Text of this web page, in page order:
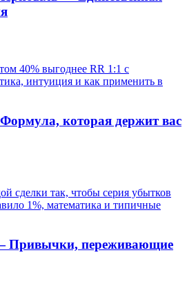
40% выгоднее RR 1:1 с
интуиция и как применить в
которая держит вас
сделки так, чтобы серия убытков
1%, математика и типичные
Привычки, переживающие